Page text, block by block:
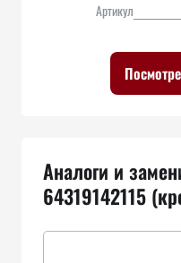
Артикул
Аналоги и
64319142115